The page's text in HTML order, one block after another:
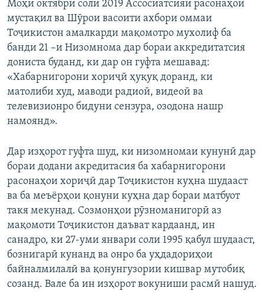
Моҳи октябри соли 2019 Ассосиатсияи расонаҳои
мустақил ва Шӯрои васоити ахбори оммаи
Тоҷикистон амалкарди мақомотро мухолиф ба
банди 21 –и Низомнома дар бораи аккредитатсия
дониста буданд, ки дар он гуфта мешавад:
«Хабарнигорони хориҷӣ ҳуқуқ доранд, ки
матолиби худ, маводи радиоӣ, видеоӣ ва
телевизионро бидуни сензура, озодона нашр
намоянд».
Дар изҳорот гуфта шуд, ки низомномаи кунунӣ дар
бораи додани акредитасия ба хабарнигорони
расонаҳои хориҷӣ дар Тоҷикистон куҳна шудааст
ва ба меъёрҳои қонуни куҳна дар бораи матбуот
такя мекунад. Созмонҳои рӯзноманигорӣ аз
мақомоти Тоҷикистон даъват кардаанд, ин
санадро, ки 27-уми январи соли 1995 қабул шудааст,
бознигарӣ кунанд ва онро ба уҳдадориҳои
байналмилалӣ ва қонунгузории кишвар мутобиқ
созанд. Вале ба ин изҳорот вокуниши расмӣ нашуд.